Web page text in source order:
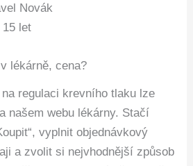
Novák
let
lékárně, cena?
regulaci krevního tlaku lze
našem webu lékárny. Stačí
vyplnit objednávkový
a zvolit si nejvhodnější způsob